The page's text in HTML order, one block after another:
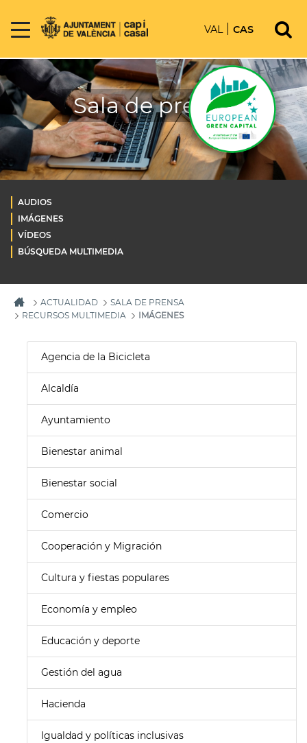
VAL CAS
Sala de prensa
AUDIOS
IMÁGENES
VÍDEOS
BÚSQUEDA MULTIMEDIA
ACTUALIDAD
SALA DE PRENSA
RECURSOS MULTIMEDIA
IMÁGENES
Agencia de la Bicicleta
Alcaldía
Ayuntamiento
Bienestar animal
Bienestar social
Comercio
Cooperación y Migración
Cultura y fiestas populares
Economía y empleo
Educación y deporte
Gestión del agua
Hacienda
Igualdad y políticas inclusivas